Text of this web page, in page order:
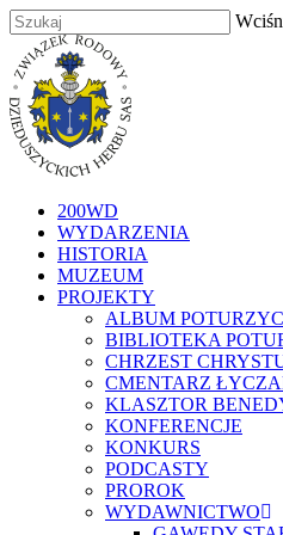
Skip
to
main
content
Zamknij
szukaj
Menu
200WD
WYDARZENIA
HISTORIA
MUZEUM
PROJEKTY
ALBUM
BIBLIOTEKA
CHRZEST
CMENTARZ
KLASZTOR
KONFERENCJE
KONKURS
PODCASTY
PROROK
WYDAWNICTWO